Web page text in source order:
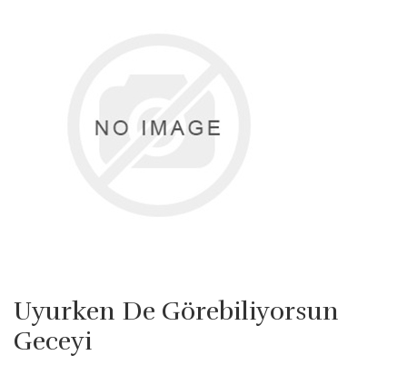
Uyurken De Görebiliyorsun
Geceyi